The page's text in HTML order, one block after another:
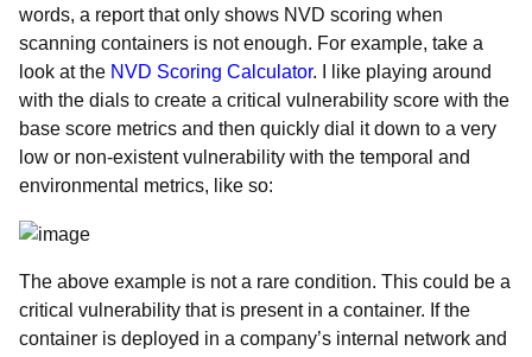
words, a report that only shows NVD scoring when
scanning containers is not enough. For example, take a
look at the NVD Scoring Calculator. I like playing around
with the dials to create a critical vulnerability score with the
base score metrics and then quickly dial it down to a very
low or non-existent vulnerability with the temporal and
environmental metrics, like so:
The above example is not a rare condition. This could be a
critical vulnerability that is present in a container. If the
container is deployed in a company’s internal network and